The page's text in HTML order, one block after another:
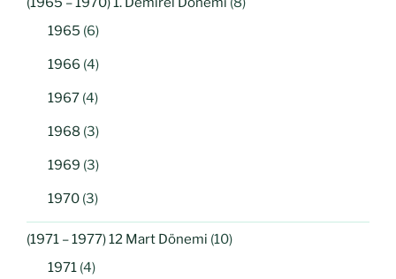
1965 (6)
1966 (4)
1967 (4)
1968 (3)
1969 (3)
1970 (3)
(1971 – 1977) 12 Mart Dönemi (10)
1971 (4)